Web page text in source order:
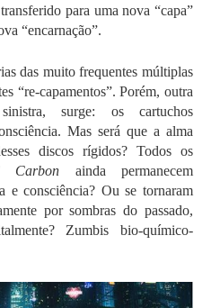
para uma nova “capa”
“encarnação”.
das muito frequentes múltiplas
“re-capamentos”. Porém, outra
surge: os cartuchos
Mas será que a alma
discos rígidos? Todos os
Carbon ainda permanecem
e consciência? Ou se tornaram
por sombras do passado,
Zumbis bio-químico-